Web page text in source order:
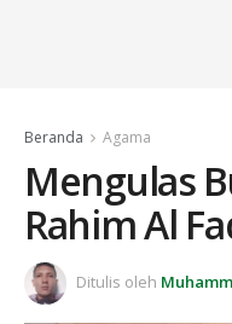
Beranda Agama
Mengulas
Rahim Al
Ditulis oleh